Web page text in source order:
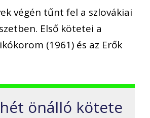
végén tűnt fel a szlovákiai
Első kötetei a
(1961) és az Erők
önálló kötete